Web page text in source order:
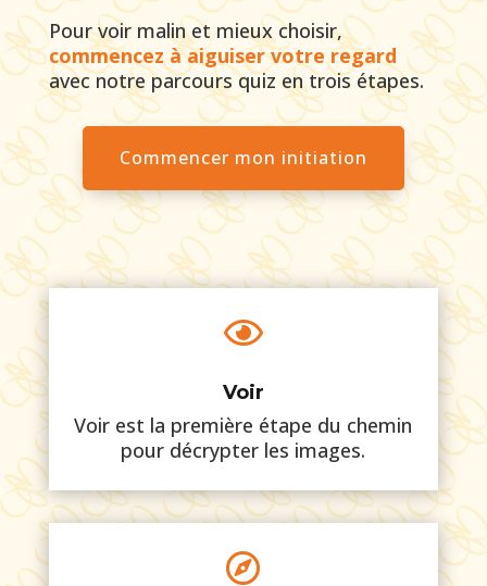
Pour voir malin et mieux choisir,
commencez à aiguiser votre regard
avec notre parcours quiz en trois étapes.
Commencer mon initiation

Voir
Voir est la première étape du chemin
pour décrypter les images.
